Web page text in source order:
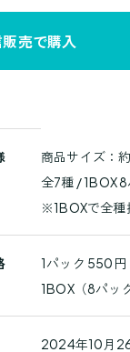
売で購入
商品サイズ：
全7種 / 1BOX
※1BOXで全種
1パック 550円
1BOX（8パッ
2024年10月